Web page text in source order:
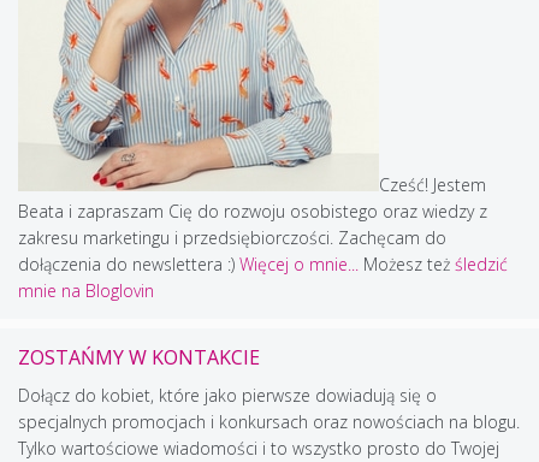
Cześć! Jestem
Beata i zapraszam Cię do rozwoju osobistego oraz wiedzy z
zakresu marketingu i przedsiębiorczości. Zachęcam do
dołączenia do newslettera :) Więcej o mnie... Możesz też śledzić
mnie na Bloglovin
ZOSTAŃMY W KONTAKCIE
Dołącz do kobiet, które jako pierwsze dowiadują się o
specjalnych promocjach i konkursach oraz nowościach na blogu.
Tylko wartościowe wiadomości i to wszystko prosto do Twojej